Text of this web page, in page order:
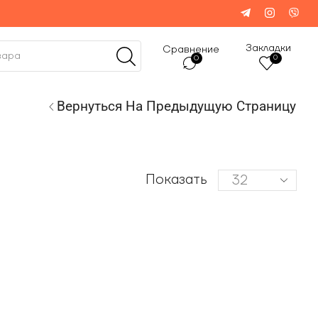
Сравнение
0
Закладки
0
Вернуться На Предыдущую Страницу
Показать